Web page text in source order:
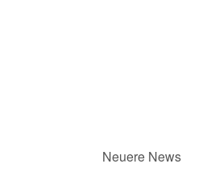
Neuere News